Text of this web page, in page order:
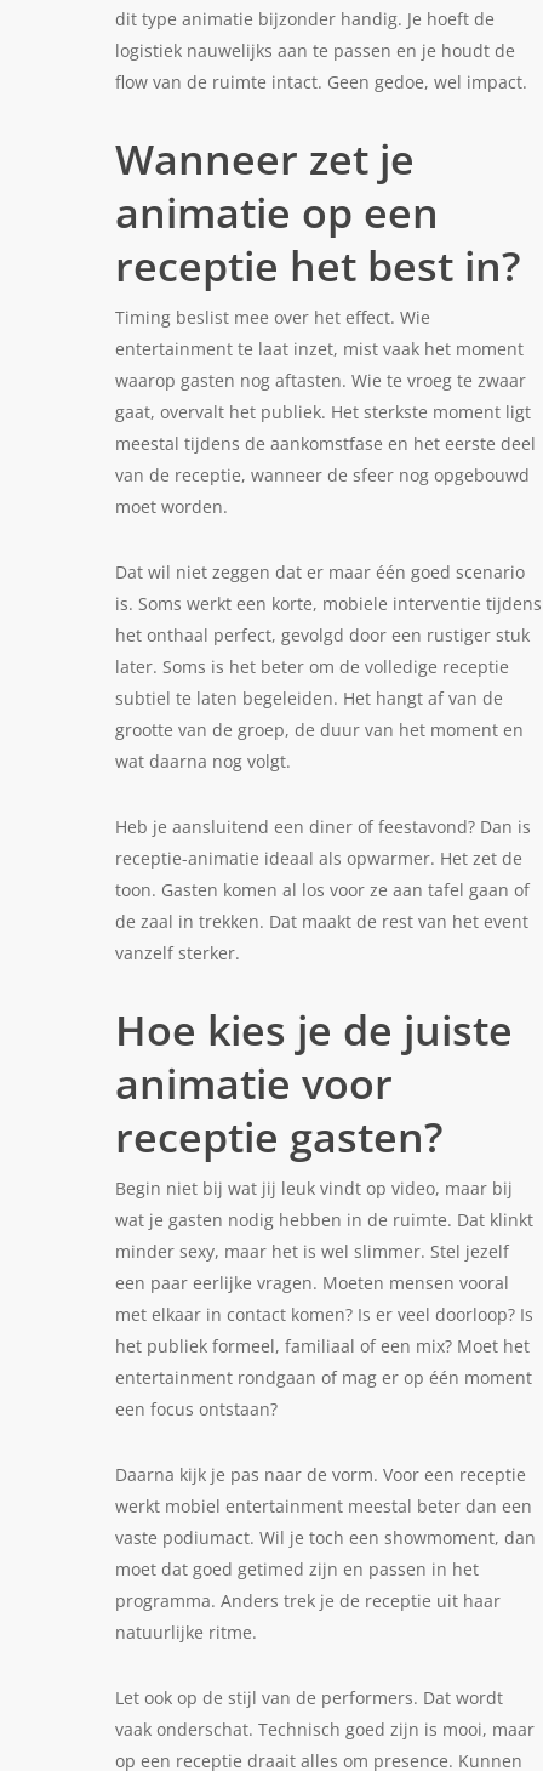
dit type animatie bijzonder handig. Je hoeft de
logistiek nauwelijks aan te passen en je houdt de
flow van de ruimte intact. Geen gedoe, wel impact.
Wanneer zet je
animatie op een
receptie het best in?
Timing beslist mee over het effect. Wie
entertainment te laat inzet, mist vaak het moment
waarop gasten nog aftasten. Wie te vroeg te zwaar
gaat, overvalt het publiek. Het sterkste moment ligt
meestal tijdens de aankomstfase en het eerste deel
van de receptie, wanneer de sfeer nog opgebouwd
moet worden.
Dat wil niet zeggen dat er maar één goed scenario
is. Soms werkt een korte, mobiele interventie tijdens
het onthaal perfect, gevolgd door een rustiger stuk
later. Soms is het beter om de volledige receptie
subtiel te laten begeleiden. Het hangt af van de
grootte van de groep, de duur van het moment en
wat daarna nog volgt.
Heb je aansluitend een diner of feestavond? Dan is
receptie-animatie ideaal als opwarmer. Het zet de
toon. Gasten komen al los voor ze aan tafel gaan of
de zaal in trekken. Dat maakt de rest van het event
vanzelf sterker.
Hoe kies je de juiste
animatie voor
receptie gasten?
Begin niet bij wat jij leuk vindt op video, maar bij
wat je gasten nodig hebben in de ruimte. Dat klinkt
minder sexy, maar het is wel slimmer. Stel jezelf
een paar eerlijke vragen. Moeten mensen vooral
met elkaar in contact komen? Is er veel doorloop? Is
het publiek formeel, familiaal of een mix? Moet het
entertainment rondgaan of mag er op één moment
een focus ontstaan?
Daarna kijk je pas naar de vorm. Voor een receptie
werkt mobiel entertainment meestal beter dan een
vaste podiumact. Wil je toch een showmoment, dan
moet dat goed getimed zijn en passen in het
programma. Anders trek je de receptie uit haar
natuurlijke ritme.
Let ook op de stijl van de performers. Dat wordt
vaak onderschat. Technisch goed zijn is mooi, maar
op een receptie draait alles om presence. Kunnen